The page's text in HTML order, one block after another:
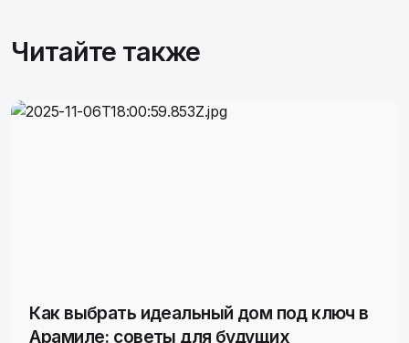
Читайте также
Как выбрать идеальный дом под ключ в
Арамиле: советы для будущих